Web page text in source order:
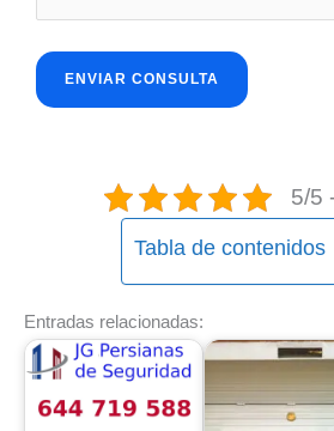
5/5
Tabla de contenidos
Entradas relacionadas: